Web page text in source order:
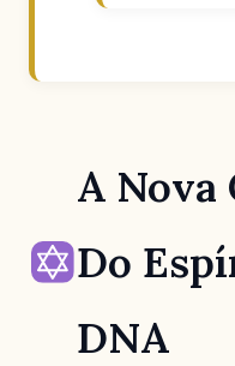
A Nova
Do
DNA